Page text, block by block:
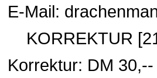
E-Mail:
KORREKTUR
Korrektur: DM